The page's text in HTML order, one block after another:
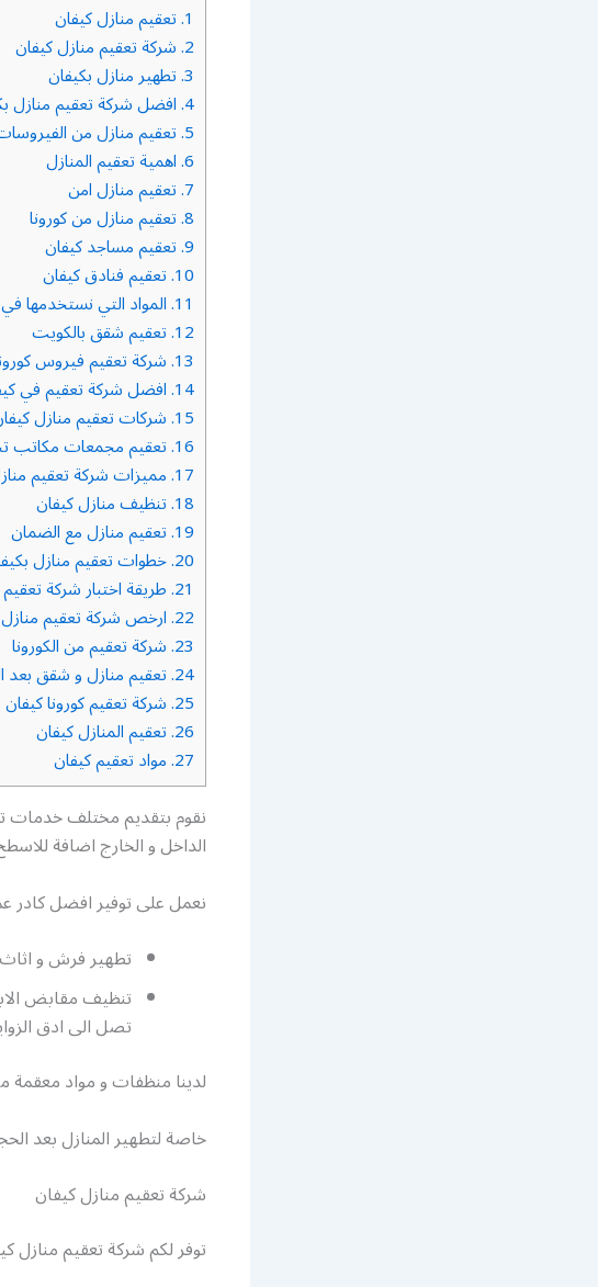
1. تعقيم منازل كيفان
2. شركة تعقيم منازل كيفان
3. تطهير منازل بكيفان
4. افضل شركة تعقيم منازل
5. تعقيم منازل من
6. اهمية تعقيم المنازل
7. تعقيم منازل امن
8. تعقيم منازل من كورونا
9. تعقيم مساجد كيفان
10. تعقيم فنادق كيفان
11. المواد التي نستخدمها
12. تعقيم شقق بالكويت
13. شركة تعقيم فيروس
14. افضل شركة تعقيم في
15. شركات تعقيم منازل
16. تعقيم مجمعات مكاتب
17. مميزات شركة تعقيم
18. تنظيف منازل كيفان
19. تعقيم منازل مع الضمان
20. خطوات تعقيم منازل
21. طريقة اختبار شركة
22. ارخص شركة تعقيم
23. شركة تعقيم من الكورونا
24. تعقيم منازل و شقق بعد
25. شركة تعقيم كورونا كيفان
26. تعقيم المنازل كيفان
27. مواد تعقيم كيفان
نقوم بتقديم مختلف
الداخل و الخارج اضافة
نعمل على توفير افضل كادر
تطهير فرش و
تنظيف مقابض
تصل الى ادق
لدينا منظفات و مواد
خاصة لتطهير المنازل بعد
شركة تعقيم منازل كيفان
توفر لكم شركة تعقيم منازل